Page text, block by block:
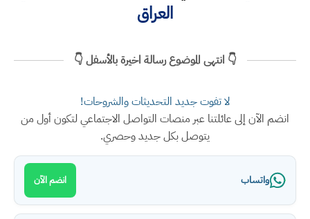
العراق
👇 انتهى الموضوع رسالة اخيرة بالأسفل 👇
لا تفوت جديد التحديثات والشروحات!
انضم الآن إلى عائلتنا عبر منصات التواصل الاجتماعي لتكون أول من
يتوصل بكل جديد وحصري.
واتساب انضم الآن